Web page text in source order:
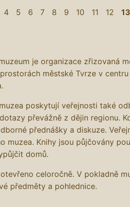
4 5 6 7 8 9 10 11 12 13
je organizace zřizovaná
městské Tvrze v
poskytují veřejnosti také
převážně z dějin regionu.
přednášky a diskuze.
muzea. Knihy jsou půjčovány
domů.
celoročně. V pokladně
předměty a pohlednice.